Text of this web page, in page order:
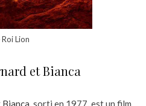
Roi Lion
et Bianca
, sorti en 1977, est un film